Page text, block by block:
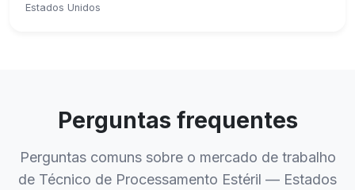
Estados Unidos
Perguntas frequentes
Perguntas comuns sobre o mercado de trabalho
de Técnico de Processamento Estéril — Estados